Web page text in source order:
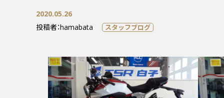
2020.05.26
投稿者：hamabata
スタッフブログ